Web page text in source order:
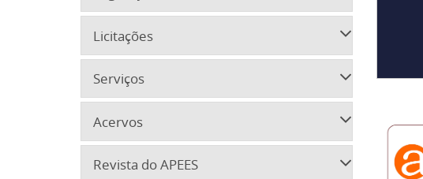
Licitações
Serviços
Acervos
Revista do APEES